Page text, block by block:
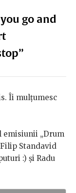
go and
Îi mulțumesc
emisiunii „Drum
Standavid
:) și Radu